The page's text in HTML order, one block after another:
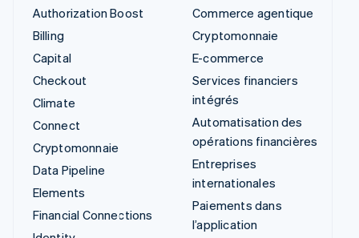
Authorization Boost
Billing
Capital
Checkout
Climate
Connect
Cryptomonnaie
Data Pipeline
Elements
Financial Connections
Commerce agentique
Cryptomonnaie
E-commerce
Services financiers
intégrés
Automatisation des
opérations financières
Entreprises
internationales
Paiements dans
l’application